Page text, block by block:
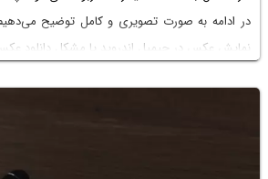
در ادامه به صورت تصویری و کامل توضیح
نمایش عکس در جیمیل اندروید یا مشکل دانلود